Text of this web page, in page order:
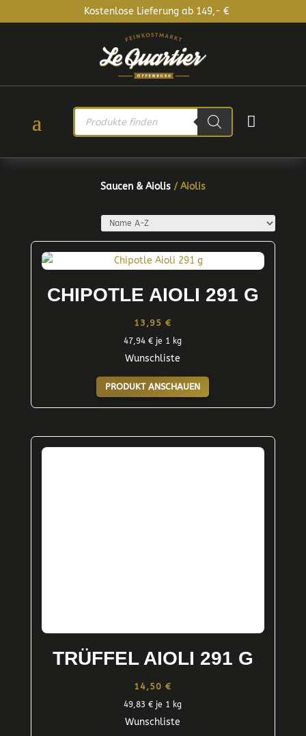
Kostenlose Lieferung ab 149,- €
PRODUCTS
SEARCH

Saucen & Aiolis/ Aiolis
CHIPOTLE AIOLI 291 G
13,95€
47,94€ je 1 kg
Wunschliste
PRODUKT ANSCHAUEN
TRÜFFEL AIOLI 291 G
14,50€
49,83€ je 1 kg
Wunschliste